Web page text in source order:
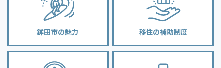
鉾田市の魅力 移住の補助制度